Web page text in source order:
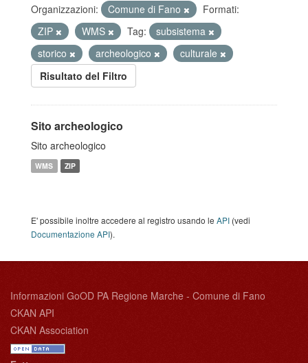
Organizzazioni: Comune di Fano
Formati:
ZIP
WMS Tag:
subsistema
storico
archeologico
culturale
Risultato del Filtro
Sito archeologico
Sito archeologico
WMS ZIP
E' possibile inoltre accedere al registro usando le API (vedi
Documentazione API).
Informazioni GoOD PA Regione Marche - Comune di Fano
CKAN API
CKAN Association